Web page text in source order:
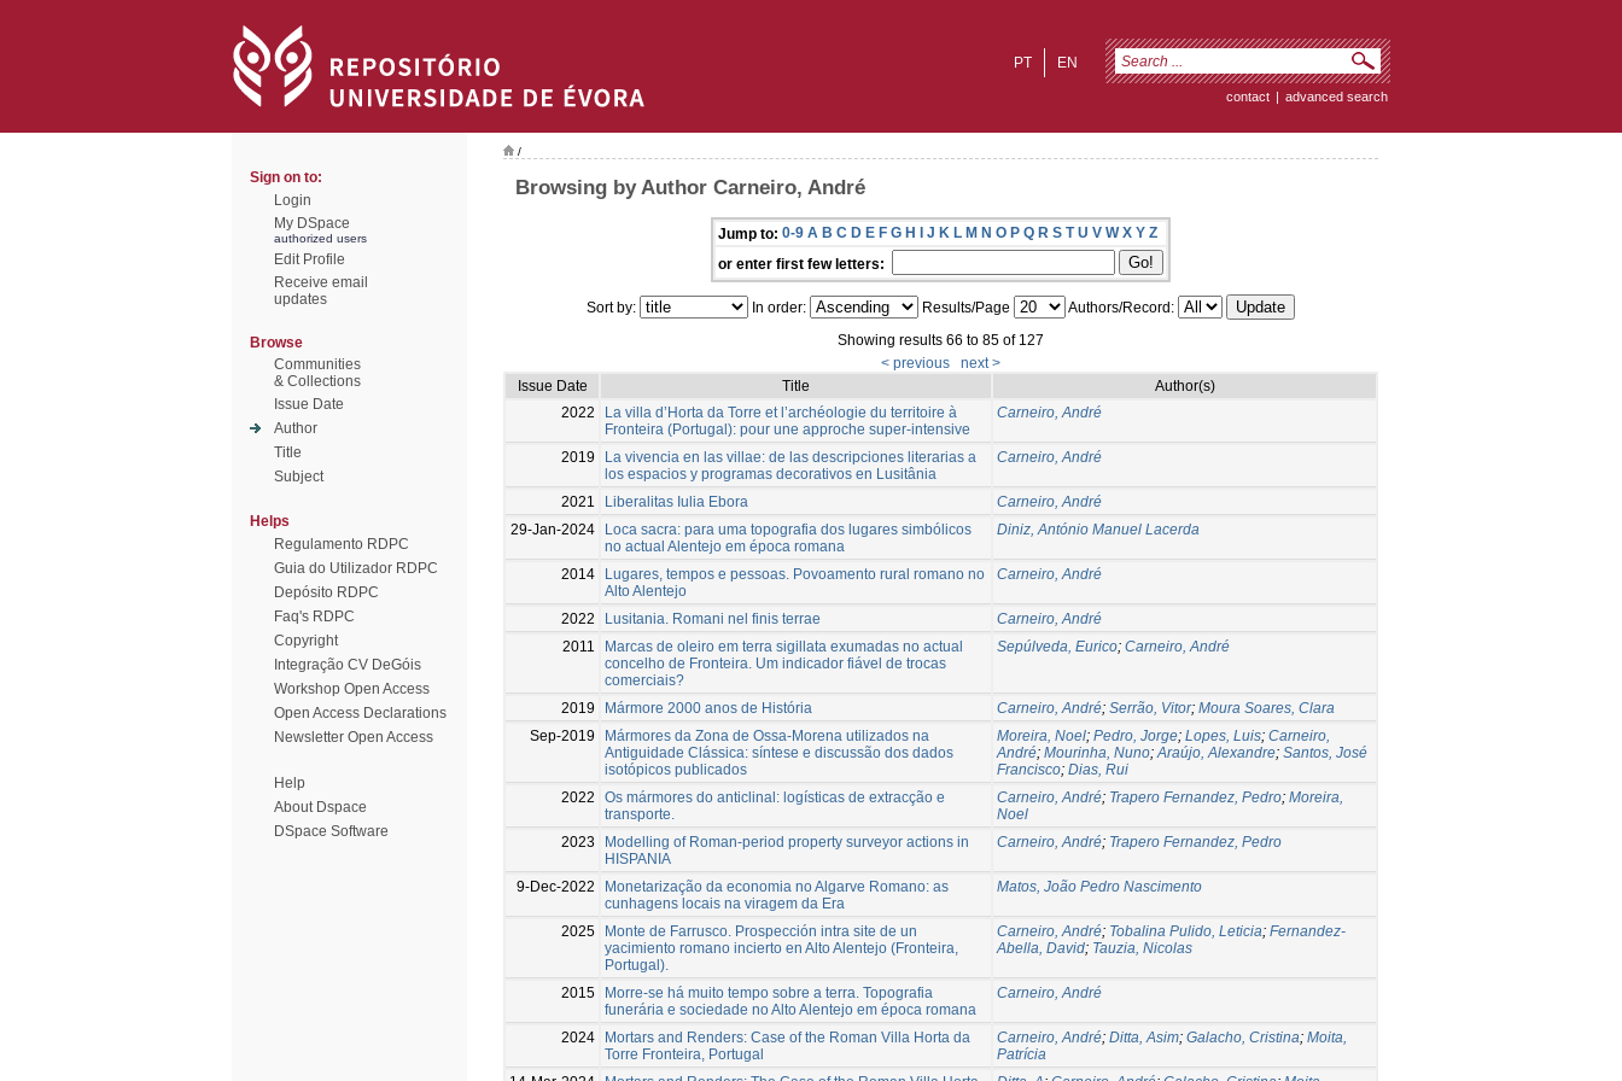
EN
PT
contact | advanced search
Sign on to:
Login
My DSpace
authorized users
Edit Profile
Receive email
updates
Browse
Communities
& Collections
Issue Date
Author
Title
Subject
Helps
Regulamento RDPC
Guia do Utilizador RDPC
Depósito RDPC
Faq's RDPC
Copyright
Integração CV DeGóis
Workshop Open Access
Open Access Declarations
Newsletter Open Access
Help
About Dspace
DSpace Software
/
Browsing by Author Carneiro, André
Jump to: 0-9 A B C D E F G H I J K L M N O P Q R S T U V W X Y Z
or enter first few letters:
Sort by: In order: Results/Page
Authors/Record:
Showing results 66 to 85 of 127
< previous
next >
Issue Date
Title
Author(s)
2022
La villa d’Horta da Torre et l’archéologie du territoire à
Fronteira (Portugal): pour une approche super-intensive
Carneiro, André
2019
La vivencia en las villae: de las descripciones literarias a
los espacios y programas decorativos en Lusitânia
Carneiro, André
2021 Liberalitas Iulia Ebora
Carneiro, André
29-Jan-2024
Loca sacra: para uma topografia dos lugares simbólicos
no actual Alentejo em época romana
Diniz, António Manuel Lacerda
2014
Lugares, tempos e pessoas. Povoamento rural romano no
Alto Alentejo
Carneiro, André
2022 Lusitania. Romani nel finis terrae
Carneiro, André
2011
Marcas de oleiro em terra sigillata exumadas no actual
concelho de Fronteira. Um indicador fiável de trocas
comerciais?
Sepúlveda, Eurico; Carneiro, André
2019 Mármore 2000 anos de História Carneiro, André; Serrão, Vitor; Moura Soares, Clara
Sep-2019
Mármores da Zona de Ossa-Morena utilizados na
Antiguidade Clássica: síntese e discussão dos dados
isotópicos publicados
Moreira, Noel; Pedro, Jorge; Lopes, Luis; Carneiro,
André; Mourinha, Nuno;Araújo, Alexandre; Santos, José
Francisco; Dias, Rui
2022
Os mármores do anticlinal: logísticas de extracção e
transporte.
Carneiro, André; Trapero Fernandez, Pedro; Moreira,
Noel
2023
Modelling of Roman-period property surveyor actions in
HISPANIA
Carneiro, André; Trapero Fernandez, Pedro
9-Dec-2022
Monetarização da economia no Algarve Romano: as
cunhagens locais na viragem da Era
Matos, João Pedro Nascimento
2025
Monte de Farrusco. Prospección intra site de un
yacimiento romano incierto en Alto Alentejo (Fronteira,
Portugal).
Carneiro, André; Tobalina Pulido, Leticia; Fernandez-
Abella, David; Tauzia, Nicolas
2015
Morre-se há muito tempo sobre a terra. Topografia
funerária e sociedade no Alto Alentejo em época romana
Carneiro, André
2024
Mortars and Renders: Case of the Roman Villa Horta da
Torre Fronteira, Portugal
Carneiro, André; Ditta, Asim; Galacho, Cristina; Moita,
Patrícia